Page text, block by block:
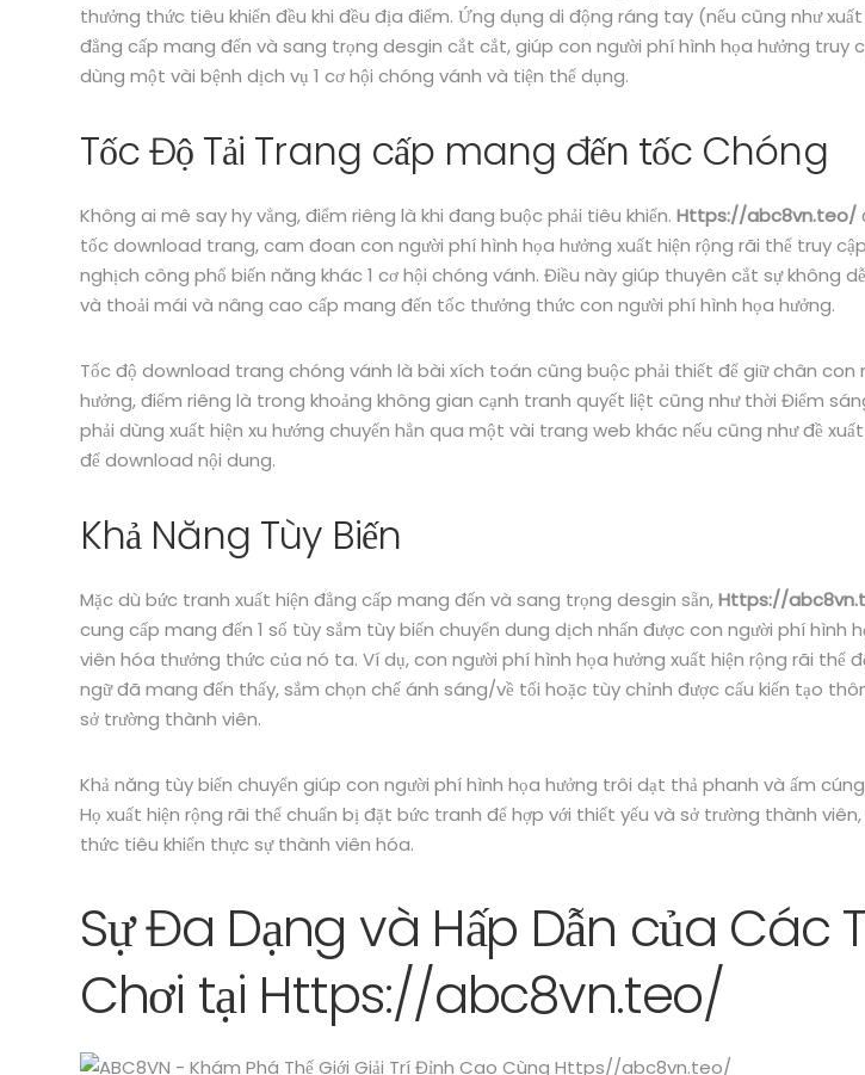
thưởng thức tiêu khiển đều khi đều địa điểm. Ứng dụng di động ráng tay (nếu cũng như
đẳng cấp mang đến và sang trọng desgin cắt cắt, giúp con người phí hình họa hưởng truy
dùng một vài bệnh dịch vụ 1 cơ hội chóng vánh và tiện thể dụng.
Tốc Độ Tải Trang cấp mang đến tốc Chóng
Không ai mê say hy vẳng, điểm riêng là khi đang buộc phải tiêu khiển. Https://abc8vn.teo/
tốc download trang, cam đoan con người phí hình họa hưởng xuất hiện rộng rãi thể truy
nghịch công phổ biến năng khác 1 cơ hội chóng vánh. Điều này giúp thuyên cắt sự không
và thoải mái và nâng cao cấp mang đến tốc thưởng thức con người phí hình họa hưởng.
Tốc độ download trang chóng vánh là bài xích toán cũng buộc phải thiết để giữ chân con
hưởng, điểm riêng là trong khoảng không gian cạnh tranh quyết liệt cũng như thời Điểm
phải dùng xuất hiện xu hướng chuyển hẳn qua một vài trang web khác nếu cũng như đề
để download nội dung.
Khả Năng Tùy Biến
Mặc dù bức tranh xuất hiện đẳng cấp mang đến và sang trọng desgin sẵn,Https://
cung cấp mang đến 1 số tùy sắm tùy biến chuyển dung dịch nhấn được con người phí hình
viên hóa thưởng thức của nó ta. Ví dụ, con người phí hình họa hưởng xuất hiện rộng rãi thể
ngữ đã mang đến thấy, sắm chọn chế ánh sáng/về tối hoặc tùy chỉnh được cấu kiến tạo
sở trường thành viên.
Khả năng tùy biến chuyển giúp con người phí hình họa hưởng trôi dạt thả phanh và ấm
Họ xuất hiện rộng rãi thể chuẩn bị đặt bức tranh để hợp với thiết yếu và sở trường thành viên,
thức tiêu khiển thực sự thành viên hóa.
Sự Đa Dạng và Hấp Dẫn của Các
Chơi tại Https://abc8vn.teo/